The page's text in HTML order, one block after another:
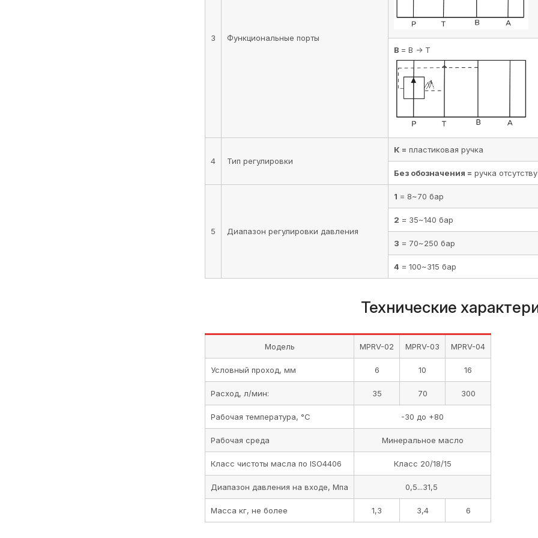
3
Функциональные порты
B = B -> T
4 Тип регулировки
К = пластиковая ручка
Без обозначения = ручка
5 Диапазон регулировки давления
1 = 8~70 бар
2 = 35~140 бар
3 = 70~250 бар
4 = 100~315 бар
Технические
Модель MPRV-02 MPRV-03 MPRV-04
Условный проход, мм 6 10 16
Расход, л/мин: 35 70 300
Рабочая температура, °C -30 до +80
Рабочая среда Минеральное масло
Класс чистоты масла по ISO4406 Класс 20/18/15
Диапазон давления на входе, Мпа 0,5...31,5
Масса кг, не более 1,3 3,4 6